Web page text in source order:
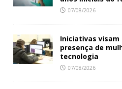
07/08/2026
Iniciativas
presença de
tecnologia
07/08/2026